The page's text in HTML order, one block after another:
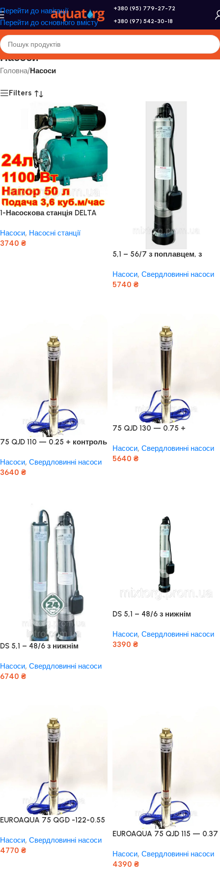
Перейти до навігації
Перейти до основного вмісту
+380 (95) 779-27-72
+380 (97) 542-30-18
Насоси
Головна/Насоси
Filters
1-Насоскова станція DELTA
( Польща)
Насоси, Насосні станції
3740 ₴
5,1 – 56/7 з поплавцем, з
(оригінал Польща)
Насоси, Свердловинні насоси
5740 ₴
75 QJD 110 — 0.25 + контроль
Насоси, Свердловинні насоси
3640 ₴
75 QJD 130 — 0.75 +
Насоси, Свердловинні насоси
5640 ₴
DS 5,1 – 48/6 з нижнім
реле тиску
Насоси, Свердловинні насоси
6740 ₴
DS 5,1 – 48/6 з нижнім
реле тиску
Насоси, Свердловинні насоси
3390 ₴
EUROAQUA 75 QGD -122-0.55
Насоси, Свердловинні насоси
4770 ₴
EUROAQUA 75 QJD 115 — 0.37
Мідь!
Насоси, Свердловинні насоси
4390 ₴